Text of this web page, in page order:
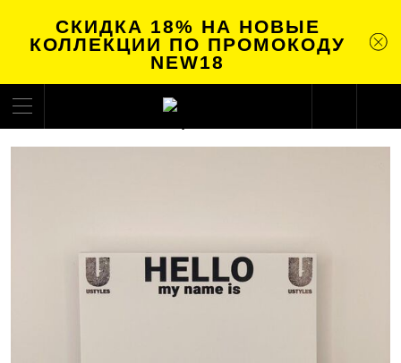
СКИДКА 18% НА НОВЫЕ
КОЛЛЕКЦИИ ПО ПРОМОКОДУ
NEW18